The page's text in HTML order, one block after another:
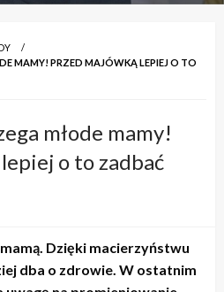
MAMY! PRZED MAJÓWKĄ LEPIEJ O TO
młode mamy!
o to zadbać
Dzięki macierzyństwu
dba o zdrowie. W ostatnim